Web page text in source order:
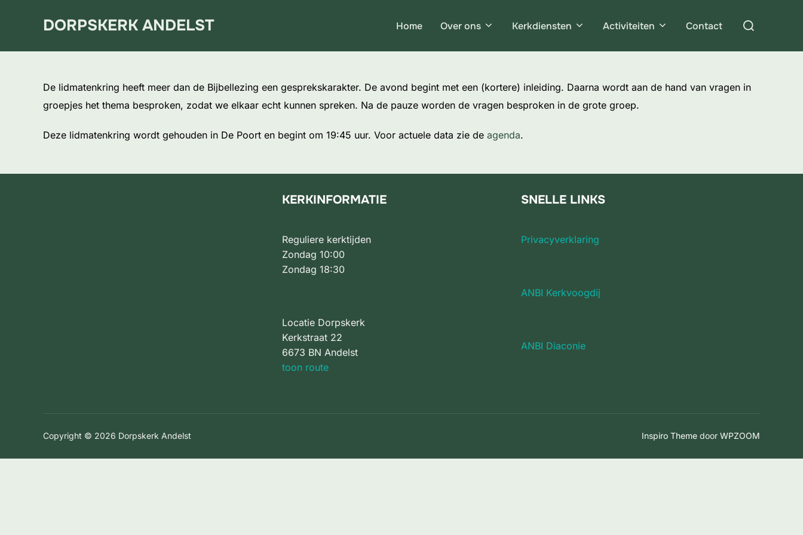
DORPSKERK ANDELST Home Over ons Kerkdiensten Activiteiten Contact
Zoek
De lidmatenkring heeft meer dan de Bijbellezing een gesprekskarakter. De avond begint met een (kortere) inleiding. Daarna wordt aan de hand van vragen in
groepjes het thema besproken, zodat we elkaar echt kunnen spreken. Na de pauze worden de vragen besproken in de grote groep.
Deze lidmatenkring wordt gehouden in De Poort en begint om 19:45 uur. Voor actuele data zie de agenda.
KERKINFORMATIE
Reguliere kerktijden
Zondag 10:00
Zondag 18:30
Locatie Dorpskerk
Kerkstraat 22
6673 BN Andelst
toon route
SNELLE LINKS
Privacyverklaring
ANBI Kerkvoogdij
ANBI Diaconie
Copyright © 2026 Dorpskerk Andelst Inspiro Theme door WPZOOM